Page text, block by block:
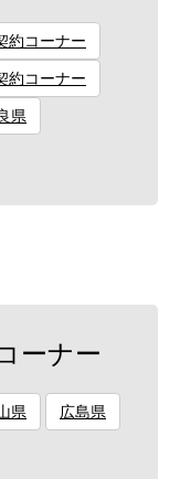
約コーナー
約コーナー
県
ーナー
県 広島県